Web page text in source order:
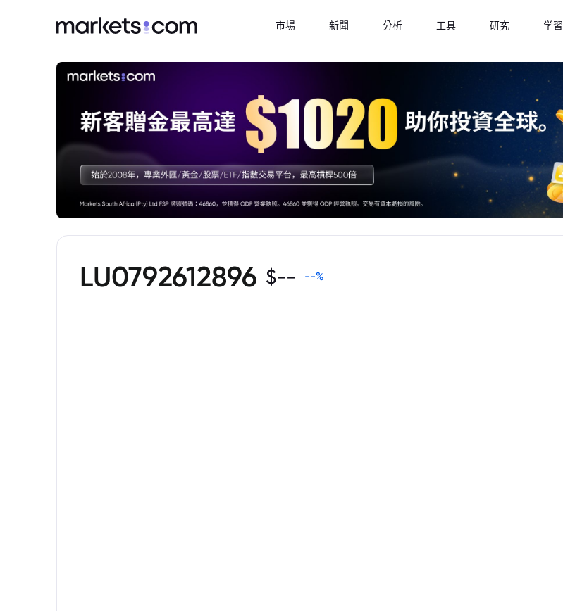
市場 新聞 分析 工具 研究 学習
LU0792612896 $-- --%